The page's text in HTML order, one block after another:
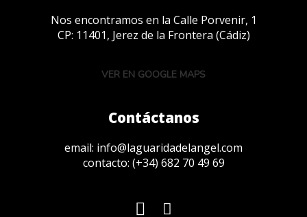
Nos encontramos en la Calle Porvenir, 1
CP: 11401, Jerez de la Frontera (Cádiz)
VER EN GOOGLE MAPS
Contáctanos
email: info@laguaridadelangel.com
contacto: (+34) 682 70 49 69